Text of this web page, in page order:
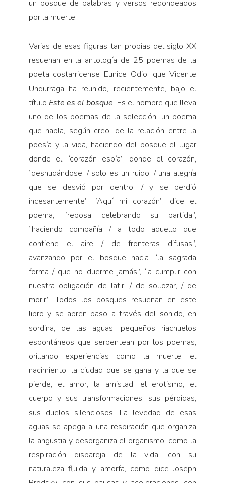
un bosque de palabras y versos redondeados
por la muerte.
Varias de esas figuras tan propias del siglo XX
resuenan en la antología de 25 poemas de la
poeta costarricense Eunice Odio, que Vicente
Undurraga ha reunido, recientemente, bajo el
título Este es el bosque. Es el nombre que lleva
uno de los poemas de la selección, un poema
que habla, según creo, de la relación entre la
poesía y la vida, haciendo del bosque el lugar
donde el “corazón espía”, donde el corazón,
“desnudándose, / solo es un ruido, / una alegría
que se desvió por dentro, / y se perdió
incesantemente”. “Aquí mi corazón”, dice el
poema, “reposa celebrando su partida”,
“haciendo compañía / a todo aquello que
contiene el aire / de fronteras difusas”,
avanzando por el bosque hacia “la sagrada
forma / que no duerme jamás”, “a cumplir con
nuestra obligación de latir, / de sollozar, / de
morir”. Todos los bosques resuenan en este
libro y se abren paso a través del sonido, en
sordina, de las aguas, pequeños riachuelos
espontáneos que serpentean por los poemas,
orillando experiencias como la muerte, el
nacimiento, la ciudad que se gana y la que se
pierde, el amor, la amistad, el erotismo, el
cuerpo y sus transformaciones, sus pérdidas,
sus duelos silenciosos. La levedad de esas
aguas se apega a una respiración que organiza
la angustia y desorganiza el organismo, como la
respiración dispareja de la vida, con su
naturaleza fluida y amorfa, como dice Joseph